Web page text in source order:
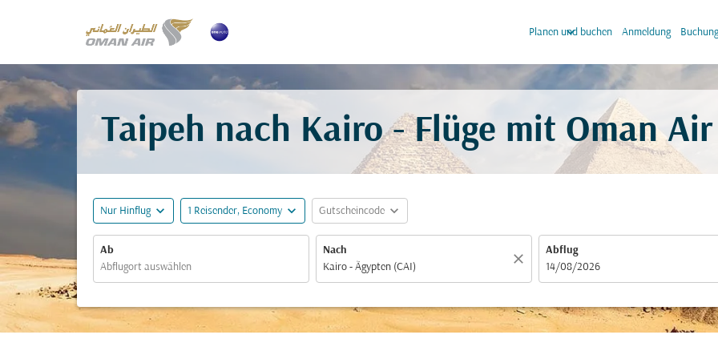
Planen und buchen
keyboard_arrow_down Anmeldung
Taipeh nach Kairo - Flüge mit Oman Air
Nur Hinflug expand_more 1 Reisender, Economy expand_more Gutscheincode expand_more
Ab Nach
close
Abflug
fc-booking-departure-date-aria-label
14/08/2026